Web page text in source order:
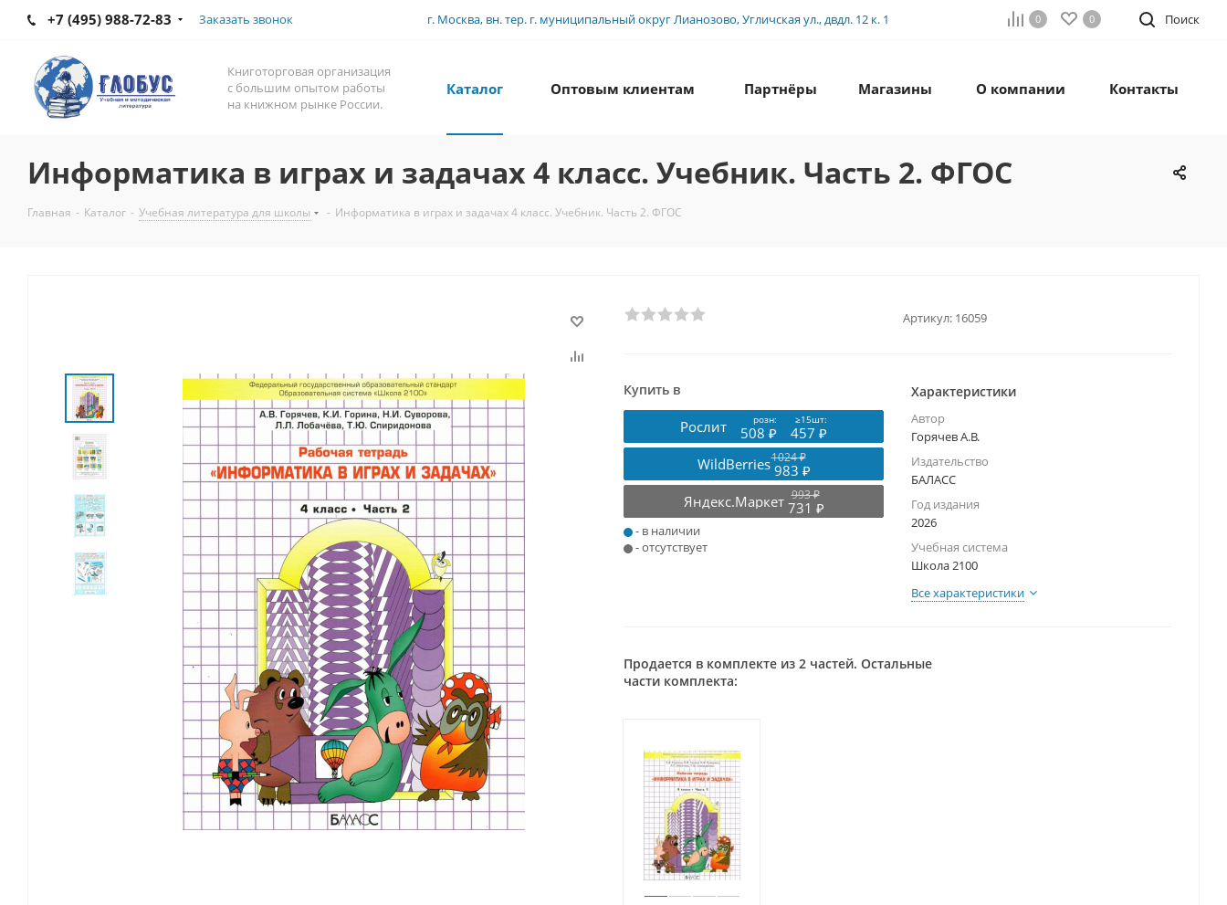
+7 (495) 988-72-83 Заказать звонок г. Москва, вн. тер. г. муниципальный округ Лианозово, Угличская ул., двдл. 12 к. 1 Поиск
0 0
Книготорговая организация
с большим опытом работы
на книжном рынке России.
Каталог Оптовым клиентам Партнёры Магазины О компании Контакты
Информатика в играх и задачах 4 класс. Учебник. Часть 2. ФГОС
Главная - Каталог - Учебная литература для школы - Информатика в играх и задачах 4 класс. Учебник. Часть 2. ФГОС
Артикул: 16059
Купить в
Рослит розн: ≥15шт:
508 ₽
457 ₽
WildBerries1024 ₽
983 ₽
Яндекс.Маркет 993 ₽
731 ₽
- в наличии
- отсутствует
Характеристики
Автор
Горячев А.В.
Издательство
БАЛАСС
Год издания
2026
Учебная система
Школа 2100
Все характеристики
Продается в комплекте из 2 частей. Остальные
части комплекта: